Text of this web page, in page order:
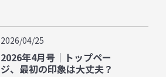
2026/04/25
2026年4月号｜トップペー
ジ、最初の印象は大丈夫？